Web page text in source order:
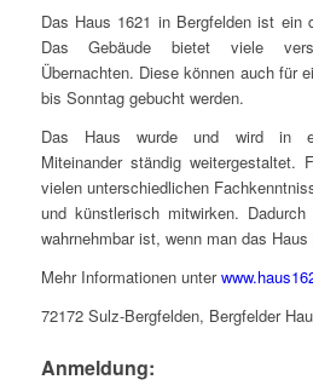
Das Haus 1621 in Bergfelden ist ein
Das Gebäude bietet viele
Übernachten. Diese können auch für
bis Sonntag gebucht werden.
Das Haus wurde und wird in
Miteinander ständig weitergestaltet.
vielen unterschiedlichen
und künstlerisch mitwirken.
wahrnehmbar ist, wenn man das Haus
Mehr Informationen unter
72172 Sulz-Bergfelden, Bergfelder
Anmeldung: